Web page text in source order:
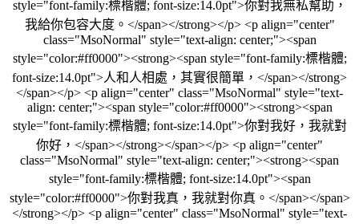
style="font-family:標楷體; font-size:14.0pt">你對我無私幫助，
我給你包容大度。</span></strong></p> <p align="center"
class="MsoNormal" style="text-align: center;"><span
style="color:#ff0000"><strong><span style="font-family:標楷體;
font-size:14.0pt">人和人相處，其實很簡單，</span></strong>
</span></p> <p align="center" class="MsoNormal" style="text-
align: center;"><span style="color:#ff0000"><strong><span
style="font-family:標楷體; font-size:14.0pt">你對我好，我就對
你好，</span></strong></span></p> <p align="center"
class="MsoNormal" style="text-align: center;"><strong><span
style="font-family:標楷體; font-size:14.0pt"><span
style="color:#ff0000">你對我真，我就對你真。</span></span>
</strong></p> <p align="center" class="MsoNormal" style="text-